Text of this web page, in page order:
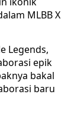
MLBB X
Legends,
epik
bakal
baru